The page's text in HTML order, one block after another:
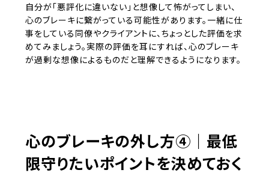
自分が「悪評化に違いない」と想像して怖がってしまい、
心のブレーキに繋がっている可能性があります。一緒に仕
事をしている同僚やクライアントに、ちょっとした評価を求
めてみましょう。実際の評価を耳にすれば、心のブレーキ
が過剰な想像によるものだと理解できるようになります。
心のブレーキの外し方④｜最低
限守りたいポイントを決めておく